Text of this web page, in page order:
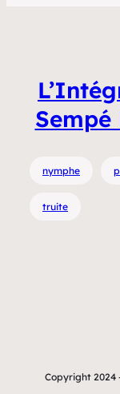
Sempé
nymphe
truite
Copyright 2024